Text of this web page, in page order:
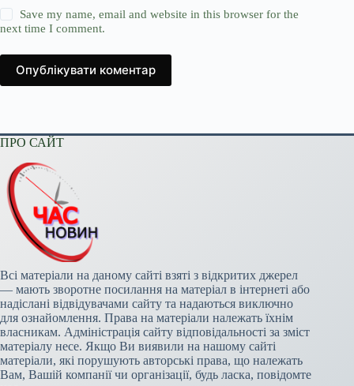
Save my name, email and website in this browser for the
next time I comment.
Опублікувати коментар
ПРО САЙТ
Всі матеріали на даному сайті взяті з відкритих джерел
— мають зворотне посилання на матеріал в інтернеті або
надіслані відвідувачами сайту та надаються виключно
для ознайомлення. Права на матеріали належать їхнім
власникам. Адміністрація сайту відповідальності за зміст
матеріалу несе. Якщо Ви виявили на нашому сайті
матеріали, які порушують авторські права, що належать
Вам, Вашій компанії чи організації, будь ласка, повідомте